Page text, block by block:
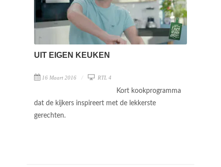
UIT EIGEN KEUKEN
16 Maart 2016 RTL 4
Kort kookprogramma
dat de kijkers inspireert met de lekkerste
gerechten.